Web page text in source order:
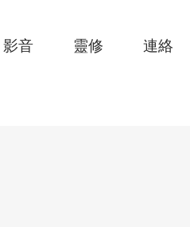
影音 靈修 連絡